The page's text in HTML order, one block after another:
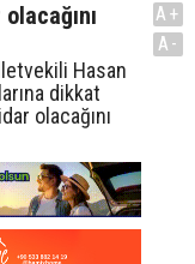
Hasan
dikkat
olacağını
A+
A-